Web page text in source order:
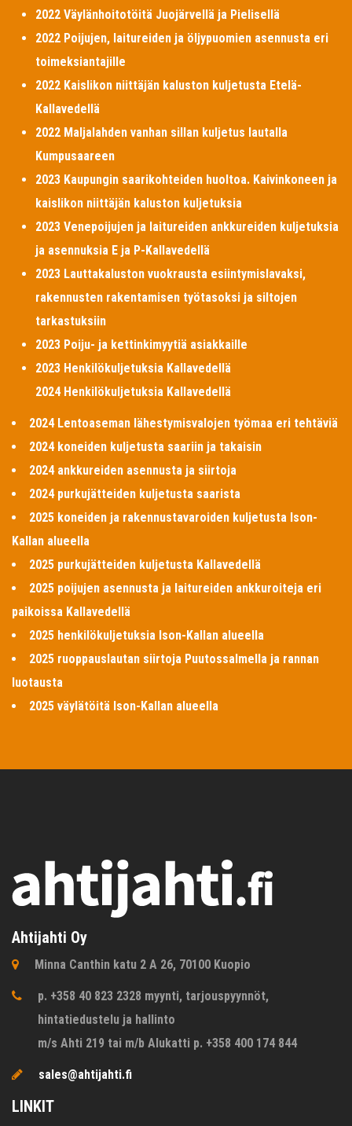
2022 Väylänhoitotöitä Juojärvellä ja Pielisellä
2022 Poijujen, laitureiden ja öljypuomien asennusta eri
toimeksiantajille
2022 Kaislikon niittäjän kaluston kuljetusta Etelä-
Kallavedellä
2022 Maljalahden vanhan sillan kuljetus lautalla
Kumpusaareen
2023 Kaupungin saarikohteiden huoltoa. Kaivinkoneen ja
kaislikon niittäjän kaluston kuljetuksia
2023 Venepoijujen ja laitureiden ankkureiden kuljetuksia
ja asennuksia E ja P-Kallavedellä
2023 Lauttakaluston vuokrausta esiintymislavaksi,
rakennusten rakentamisen työtasoksi ja siltojen
tarkastuksiin
2023 Poiju- ja kettinkimyytiä asiakkaille
2023 Henkilökuljetuksia Kallavedellä
2024 Henkilökuljetuksia Kallavedellä
2024 Lentoaseman lähestymisvalojen työmaa eri tehtäviä
2024 koneiden kuljetusta saariin ja takaisin
2024 ankkureiden asennusta ja siirtoja
2024 purkujätteiden kuljetusta saarista
2025 koneiden ja rakennustavaroiden kuljetusta Ison-
Kallan alueella
2025 purkujätteiden kuljetusta Kallavedellä
2025 poijujen asennusta ja laitureiden ankkuroiteja eri
paikoissa Kallavedellä
2025 henkilökuljetuksia Ison-Kallan alueella
2025 ruoppauslautan siirtoja Puutossalmella ja rannan
luotausta
2025 väylätöitä Ison-Kallan alueella
Ahtijahti Oy
Minna Canthin katu 2 A 26, 70100 Kuopio
p. +358 40 823 2328 myynti, tarjouspyynnöt,
hintatiedustelu ja hallinto
m/s Ahti 219 tai m/b Alukatti p. +358 400 174 844
sales@ahtijahti.fi
LINKIT